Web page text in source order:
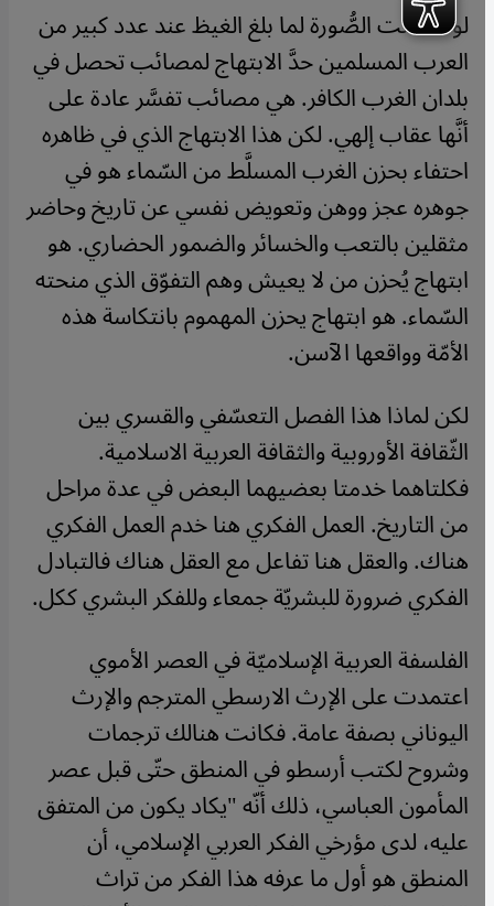
لو اكتملت الصُّورة لما بلغ الغيظ عند عدد كبير من
العرب المسلمين حدَّ الابتهاج لمصائب تحصل في
بلدان الغرب الكافر. هي مصائب تفسَّر عادة على
أنَّها عقاب إلهي. لكن هذا الابتهاج الذي في ظاهره
احتفاء بحزن الغرب المسلَّط من السّماء هو في
جوهره عجز ووهن وتعويض نفسي عن تاريخ وحاضر
مثقلين بالتعب والخسائر والضمور الحضاري. هو
ابتهاج يُحزن من لا يعيش وهم التفوّق الذي منحته
السّماء. هو ابتهاج يحزن المهموم بانتكاسة هذه
الأمّة وواقعها الآسن.
لكن لماذا هذا الفصل التعسّفي والقسري بين
الثّقافة الأوروبية والثقافة العربية الاسلامية.
فكلتاهما خدمتا بعضيهما البعض في عدة مراحل
من التاريخ. العمل الفكري هنا خدم العمل الفكري
هناك. والعقل هنا تفاعل مع العقل هناك فالتبادل
الفكري ضرورة للبشريّة جمعاء وللفكر البشري ككل.
الفلسفة العربية الإسلاميّة في العصر الأموي
اعتمدت على الإرث الارسطي المترجم والإرث
اليوناني بصفة عامة. فكانت هنالك ترجمات
وشروح لكتب أرسطو في المنطق حتّى قبل عصر
المأمون العباسي، ذلك أنّه "يكاد يكون من المتفق
عليه، لدى مؤرخي الفكر العربي الإسلامي، أن
المنطق هو أول ما عرفه هذا الفكر من تراث